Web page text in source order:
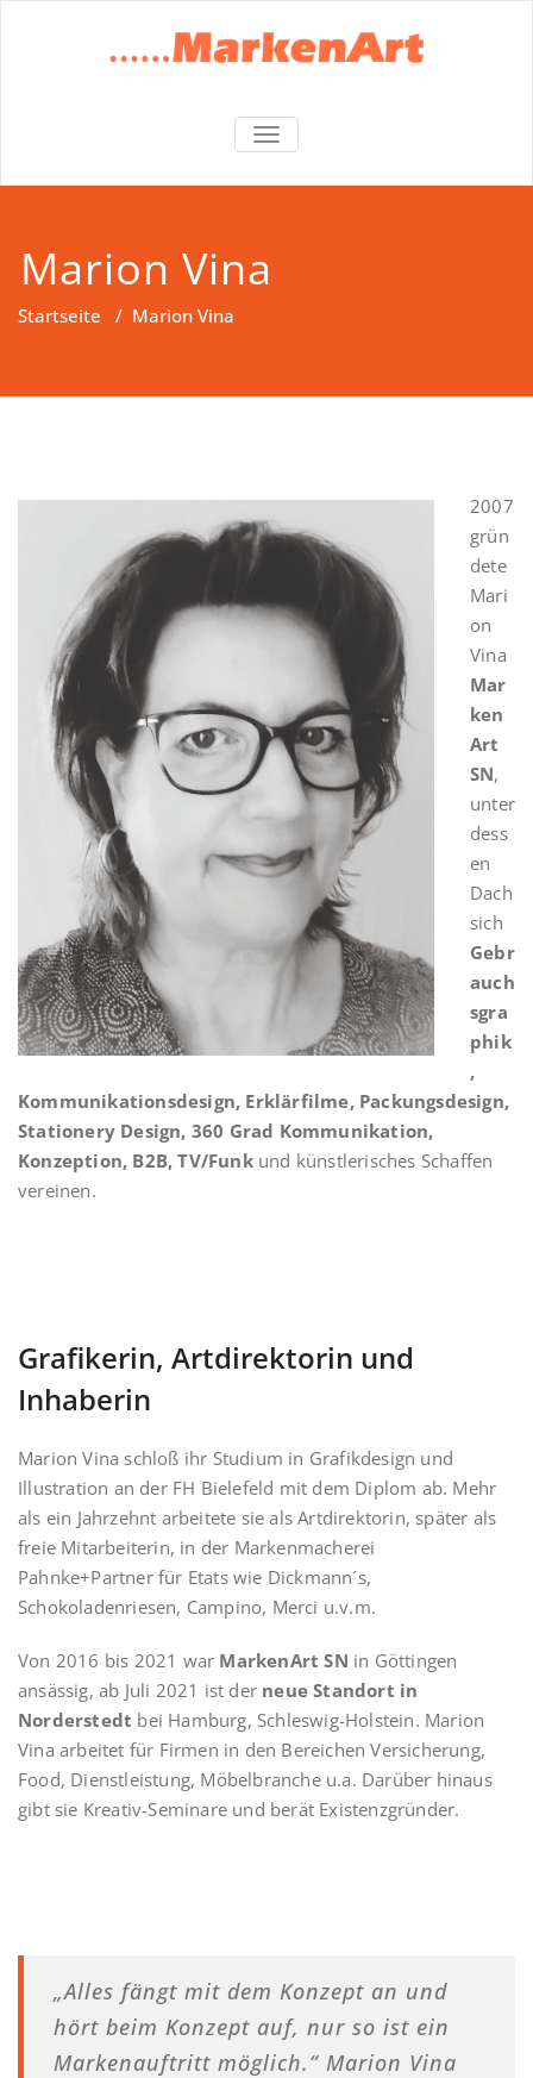
MarkenArt SN
NAVIGATION UMSCHALTEN
Marion Vina
Startseite / Marion Vina
2007
grün
dete
Mari
on
Vina
Mar
ken
Art
SN,
unter
dess
en
Dach
sich
Gebr
auch
sgra
phik
,
Kommunikationsdesign, Erklärfilme, Packungsdesign,
Stationery Design, 360 Grad Kommunikation,
Konzeption, B2B, TV/Funkund künstlerisches Schaffen
vereinen.
Grafikerin, Artdirektorin und
Inhaberin
Marion Vina schloß ihr Studium in Grafikdesign und
Illustration an der FH Bielefeld mit dem Diplom ab. Mehr
als ein Jahrzehnt arbeitete sie als Artdirektorin, später als
freie Mitarbeiterin, in der Markenmacherei
Pahnke+Partner für Etats wie Dickmann´s,
Schokoladenriesen, Campino, Merci u.v.m.
Von 2016 bis 2021 war MarkenArt SN in Göttingen
ansässig, ab Juli 2021 ist der neue Standort in
Norderstedt bei Hamburg, Schleswig-Holstein. Marion
Vina arbeitet für Firmen in den Bereichen Versicherung,
Food, Dienstleistung, Möbelbranche u.a. Darüber hinaus
gibt sie Kreativ-Seminare und berät Existenzgründer.
„Alles fängt mit dem Konzept an und
hört beim Konzept auf, nur so ist ein
Markenauftritt möglich.“ Marion Vina